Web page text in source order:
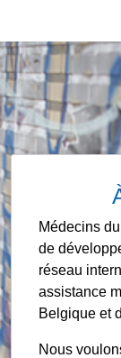
Médecins
de
réseau
assistance
Belgique et
Nous